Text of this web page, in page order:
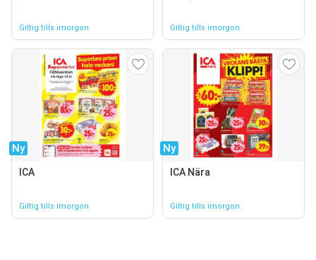
Giltig tills imorgon Giltig tills imorgon
Ny
ICA
Giltig tills imorgon
Ny
ICA Nära
Giltig tills imorgon